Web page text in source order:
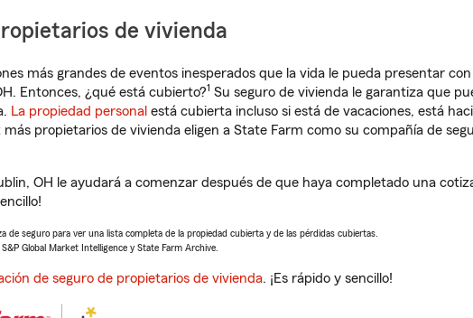
de vivienda
más grandes de eventos inesperados que la vida le pueda presentar con
Entonces, ¿qué está cubierto?1 Su seguro de vivienda le garantiza que
La propiedad personal está cubierta incluso si está de vacaciones, está
más propietarios de vivienda eligen a State Farm como su compañía de
OH le ayudará a comenzar después de que haya completado una
de seguro para ver una lista completa de la propiedad cubierta y de las pérdidas cubiertas.
Global Market Intelligence y State Farm Archive.
de seguro de propietarios de vivienda. ¡Es rápido y sencillo!